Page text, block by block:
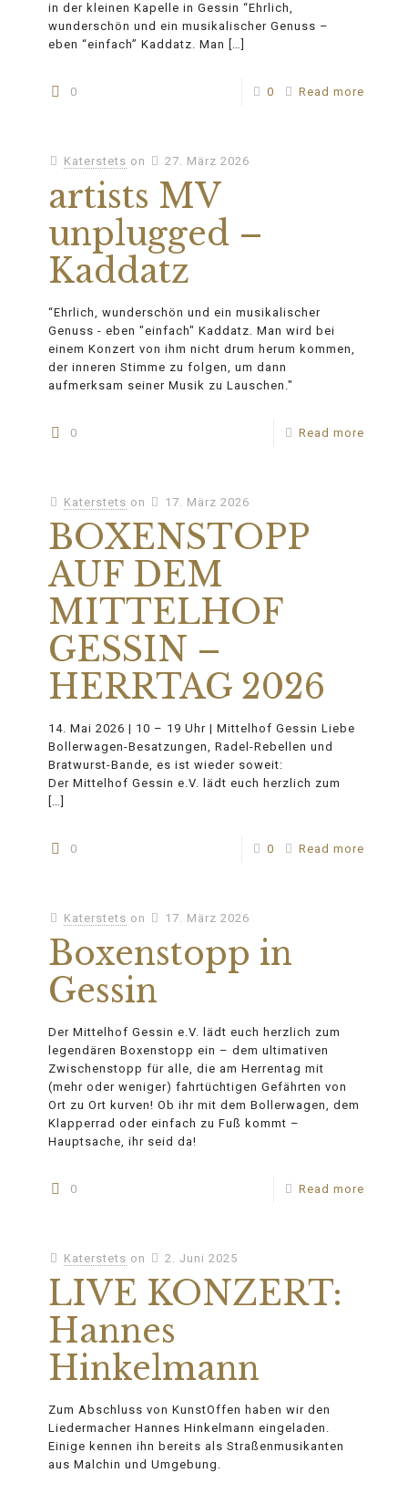
in der kleinen Kapelle in Gessin “Ehrlich,
wunderschön und ein musikalischer Genuss –
eben “einfach” Kaddatz. Man
[…]
0 0 Read more
Katerstets on 27. März 2026
artists MV
unplugged –
Kaddatz
“Ehrlich, wunderschön und ein musikalischer
Genuss - eben "einfach" Kaddatz. Man wird bei
einem Konzert von ihm nicht drum herum kommen,
der inneren Stimme zu folgen, um dann
aufmerksam seiner Musik zu Lauschen."
0 Read more
Katerstets on 17. März 2026
BOXENSTOPP
AUF DEM
MITTELHOF
GESSIN –
HERRTAG 2026
14. Mai 2026 | 10 – 19 Uhr | Mittelhof Gessin Liebe
Bollerwagen-Besatzungen, Radel-Rebellen und
Bratwurst-Bande, es ist wieder soweit:
Der Mittelhof Gessin e.V. lädt euch herzlich zum
[…]
0 0 Read more
Katerstets on 17. März 2026
Boxenstopp in
Gessin
Der Mittelhof Gessin e.V. lädt euch herzlich zum
legendären Boxenstopp ein – dem ultimativen
Zwischenstopp für alle, die am Herrentag mit
(mehr oder weniger) fahrtüchtigen Gefährten von
Ort zu Ort kurven! Ob ihr mit dem Bollerwagen, dem
Klapperrad oder einfach zu Fuß kommt –
Hauptsache, ihr seid da!
0 Read more
Katerstets on 2. Juni 2025
LIVE KONZERT:
Hannes
Hinkelmann
Zum Abschluss von KunstOffen haben wir den
Liedermacher Hannes Hinkelmann eingeladen.
Einige kennen ihn bereits als Straßenmusikanten
aus Malchin und Umgebung.